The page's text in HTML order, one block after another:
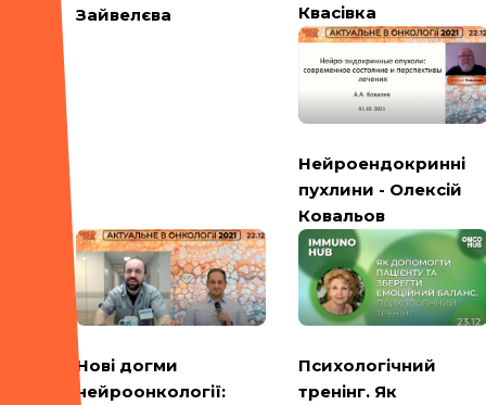
Зайвелєва
Квасівка
Нейроендокринні
пухлини - Олексій
Ковальов
Нові догми
нейроонкології:
Психологічний
тренінг. Як